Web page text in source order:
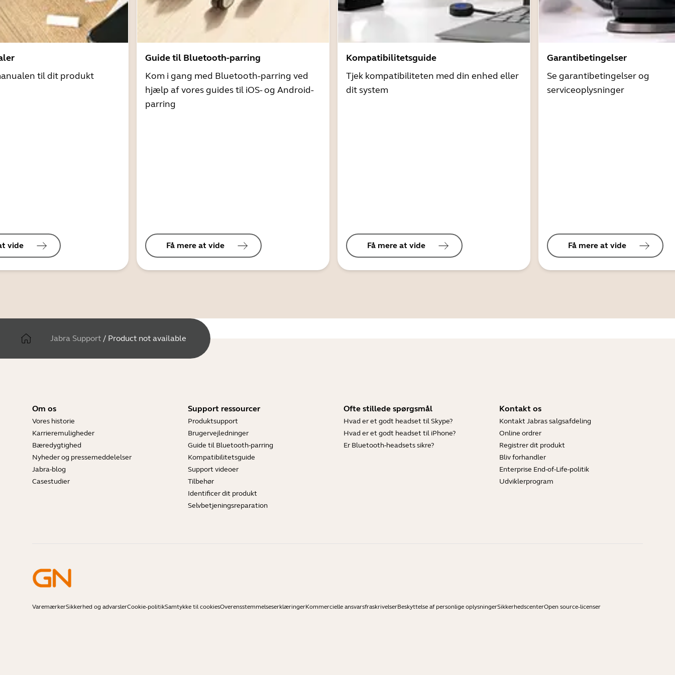
til dit produkt
vide
Guide til Bluetooth-parring
Kom i gang med Bluetooth-parring ved
hjælp af vores guides til iOS- og Android-
parring
Få mere at vide
Kompatibilitetsguide
Tjek kompatibiliteten med din enhed eller
dit system
Få mere at vide
Garantibetingelser
Se garantibetingelser og
serviceoplysninger
Få mere at vide
Jabra Support / Product not available
Om os
Vores historie
Karrieremuligheder
Bæredygtighed
Nyheder og pressemeddelelser
Jabra-blog
Casestudier
Support ressourcer
Produktsupport
Brugervejledninger
Guide til Bluetooth-parring
Kompatibilitetsguide
Support videoer
Tilbehør
Identificer dit produkt
Selvbetjeningsreparation
Ofte stillede spørgsmål
Hvad er et godt headset til Skype?
Hvad er et godt headset til iPhone?
Er Bluetooth-headsets sikre?
Kontakt os
Kontakt Jabras salgsafdeling
Online ordrer
Registrer dit produkt
Bliv forhandler
Enterprise End-of-Life-politik
Udviklerprogram
VaremærkerSikkerhed og advarslerCookie-politikSamtykke til cookiesOverensstemmelseserklæringerKommercielle ansvarsfraskrivelserBeskyttelse af personlige oplysningerSikkerhedscenterOpen source-licenser